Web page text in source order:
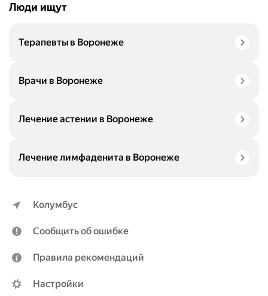
Люди ищут
Терапевты в Воронеже
Врачи в Воронеже
Лечение астении в Воронеже
Лечение лимфаденита в Воронеже
Колумбус
Сообщить об ошибке
Правила рекомендаций
Настройки